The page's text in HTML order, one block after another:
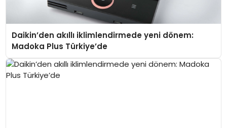
Daikin’den akıllı iklimlendirmede yeni dönem:
Madoka Plus Türkiye’de